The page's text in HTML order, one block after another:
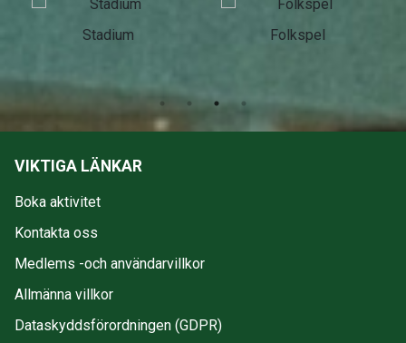
Stadium Folkspel
VIKTIGA LÄNKAR
Boka aktivitet
Kontakta oss
Medlems -och användarvillkor
Allmänna villkor
Dataskyddsförordningen (GDPR)